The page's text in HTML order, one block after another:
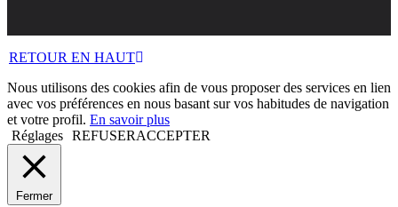
RETOUR EN HAUT
Nous utilisons des cookies afin de vous proposer des services en lien
avec vos préférences en nous basant sur vos habitudes de navigation
et votre profil. En savoir plus
Réglages REFUSERACCEPTER
Fermer